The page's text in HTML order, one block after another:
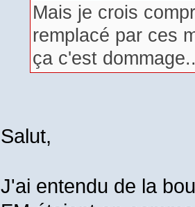
Mais je crois
remplacé par ces
ça c'est
Salut,
J'ai entendu de la